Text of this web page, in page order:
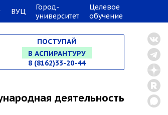
ВУЦ
Город-
университет
Целевое
обучение
ПОСТУПАЙ
В АСПИРАНТУРУ
8 (8162)33-20-44
деятельность